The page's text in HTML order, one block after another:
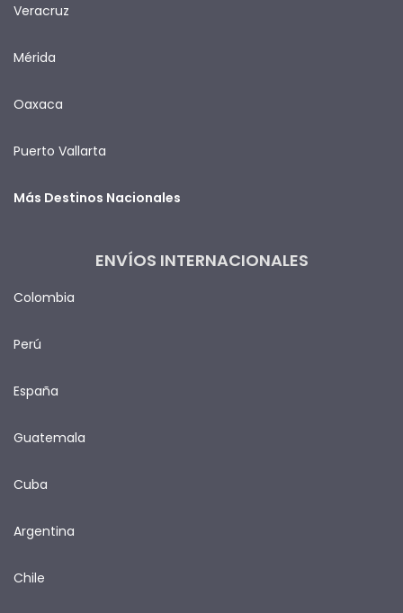
Veracruz
Mérida
Oaxaca
Puerto Vallarta
Más Destinos Nacionales
ENVÍOS INTERNACIONALES
Colombia
Perú
España
Guatemala
Cuba
Argentina
Chile